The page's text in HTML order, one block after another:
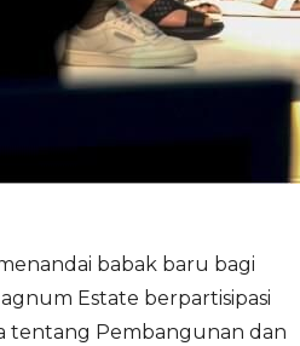
babak baru bagi
Estate berpartisipasi
tentang Pembangunan dan